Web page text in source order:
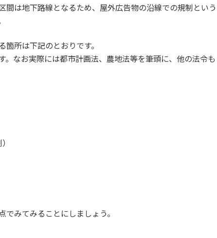
間は地下路線となるため、屋外広告物の沿線での規制という
所は下記のとおりです。
。なお実際には都市計画法、農地法等を筆頭に、他の法令も
みてみることにしましょう。